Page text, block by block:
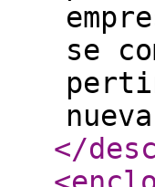
se
</